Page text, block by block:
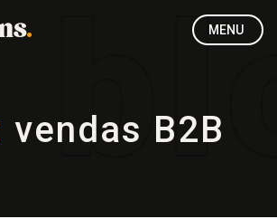
MENU
vendas B2B